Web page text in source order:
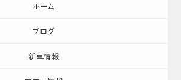
ホーム
ブログ
新車情報